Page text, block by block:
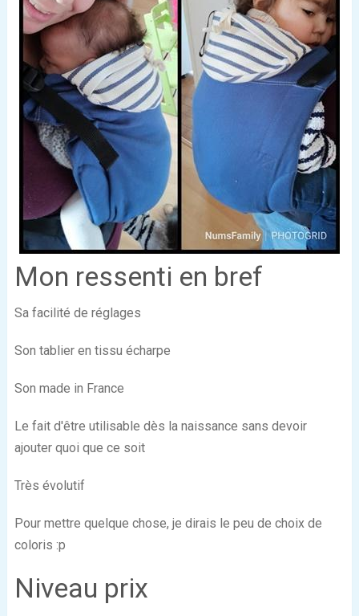
Mon ressenti en bref
Sa facilité de réglages
Son tablier en tissu écharpe
Son made in France
Le fait d'être utilisable dès la naissance sans devoir
ajouter quoi que ce soit
Très évolutif
Pour mettre quelque chose, je dirais le peu de choix de
coloris :p
Niveau prix